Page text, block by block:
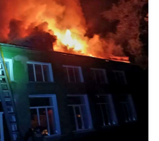
tapauksesta sekä
[…]